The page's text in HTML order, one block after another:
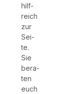
hilf­
reich
zur
Sei­
te.
Sie
bera­
ten
euch